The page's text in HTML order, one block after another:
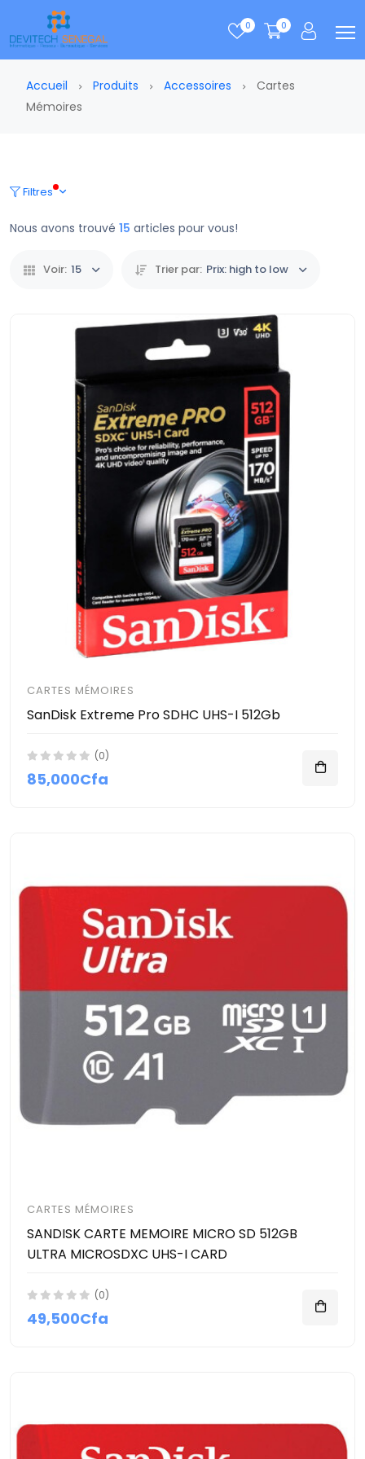
0 0
Accueil Produits Accessoires
Cartes
Mémoires
Filtres
Nous avons trouvé 15 articles pour vous!
Voir: 15 Trier par: Prix: high to low
CARTES MÉMOIRES
SanDisk Extreme Pro SDHC UHS-I 512Gb
(0)
85,000Cfa
CARTES MÉMOIRES
SANDISK CARTE MEMOIRE MICRO SD 512GB
ULTRA MICROSDXC UHS-I CARD
(0)
49,500Cfa